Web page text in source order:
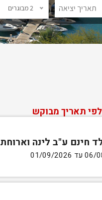
2 מבוגרים
תאריך מבוקש
חינם ע"ב לינה